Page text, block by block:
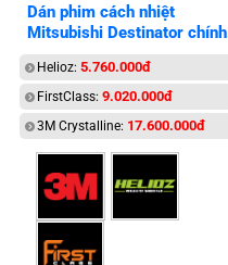
Dán phim cách nhiệt
Mitsubishi Destinator chính
hãng
Helioz: 5.760.000đ
FirstClass: 9.020.000đ
3M Crystalline: 17.600.000đ